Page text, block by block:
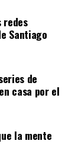
redes
Santiago
de
casa por el
la mente